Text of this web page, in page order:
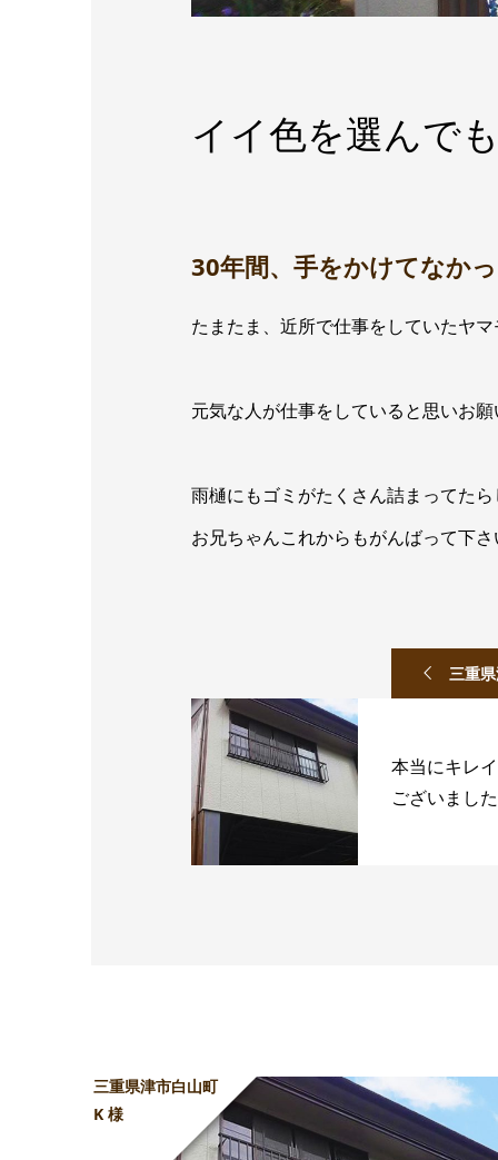
イイ色を選んで
30年間、手をかけてなか
たまたま、近所で仕事をしていたヤ
元気な人が仕事をしていると思いお
雨樋にもゴミがたくさん詰まってた
お兄ちゃんこれからもがんばって下
三重
本当にキレ
ございまし
三重県津市白山町
K 様